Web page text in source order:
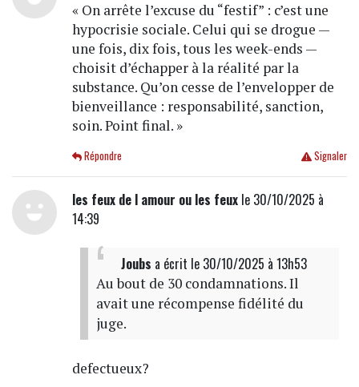
« On arrête l’excuse du “festif” : c’est une
hypocrisie sociale. Celui qui se drogue —
une fois, dix fois, tous les week-ends —
choisit d’échapper à la réalité par la
substance. Qu’on cesse de l’envelopper de
bienveillance : responsabilité, sanction,
soin. Point final. »
Signaler
Répondre
les feux de l amour ou les feuxle 30/10/2025 à
14:39
Joubs a écrit le 30/10/2025 à 13h53
Au bout de 30 condamnations. Il
avait une récompense fidélité du
juge.
defectueux?